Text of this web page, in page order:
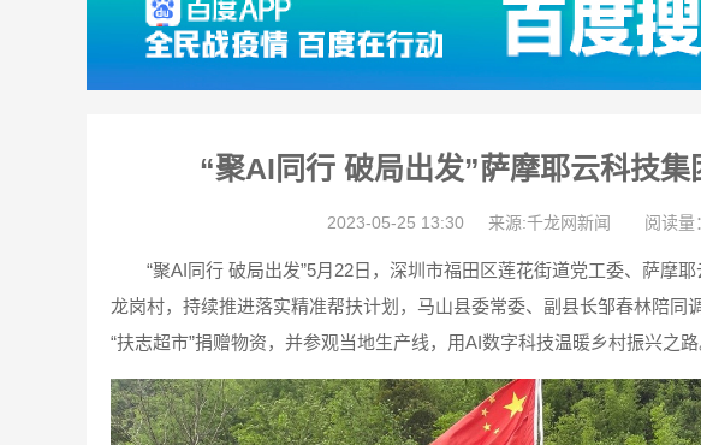
“聚AI同行 破局出发”萨摩耶云科技
2023-05-25 13:30 来源:千龙网新闻 阅读
“聚AI同行 破局出发”5月22日，深圳市福田区莲花街道党工委、萨摩
龙岗村，持续推进落实精准帮扶计划，马山县委常委、副县长邹春林陪同
“扶志超市”捐赠物资，并参观当地生产线，用AI数字科技温暖乡村振兴之路